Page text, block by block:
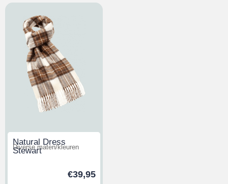
Natural Dress
Stewart
Diverse maten/kleuren
€39,95